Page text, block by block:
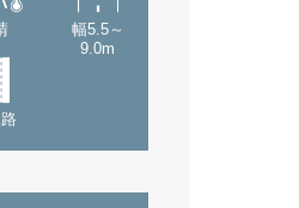
幅5.5～
9.0m